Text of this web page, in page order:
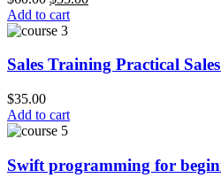
Add to cart
Sales Training Practical
$35.00
Add to cart
Swift programming for